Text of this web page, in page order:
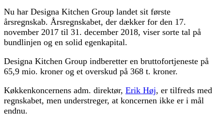
Nu har Designa Kitchen Group landet sit første
årsregnskab. Årsregnskabet, der dækker for den 17.
november 2017 til 31. december 2018, viser sorte tal på
bundlinjen og en solid egenkapital.
Designa Kitchen Group indberetter en bruttofortjeneste på
65,9 mio. kroner og et overskud på 368 t. kroner.
Køkkenkoncernens adm. direktør, Erik Høj, er tilfreds med
regnskabet, men understreger, at koncernen ikke er i mål
endnu.